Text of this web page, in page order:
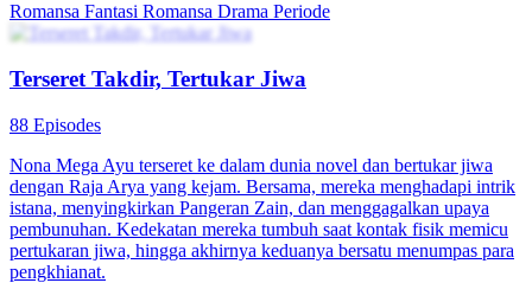
Romansa Fantasi Romansa Drama Periode
Terseret Takdir, Tertukar Jiwa
88 Episodes
Nona Mega Ayu terseret ke dalam dunia novel dan bertukar jiwa
dengan Raja Arya yang kejam. Bersama, mereka menghadapi intrik
istana, menyingkirkan Pangeran Zain, dan menggagalkan upaya
pembunuhan. Kedekatan mereka tumbuh saat kontak fisik memicu
pertukaran jiwa, hingga akhirnya keduanya bersatu menumpas para
pengkhianat.